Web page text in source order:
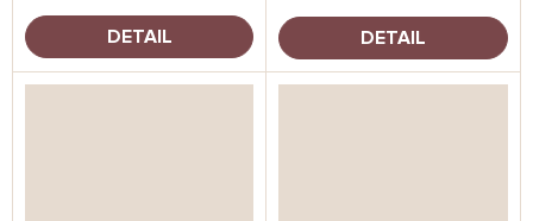
DETAIL DETAIL